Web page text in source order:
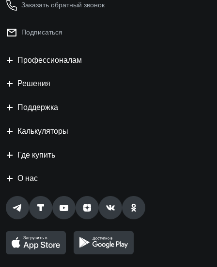
Заказать обратный звонок
Подписаться
Профессионалам
Решения
Поддержка
Калькуляторы
Где купить
О нас